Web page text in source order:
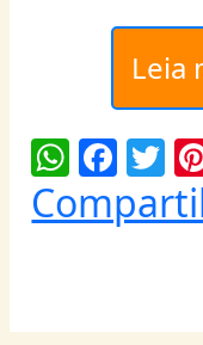
Leia
W
h
at
F
a
c
T
w
itt